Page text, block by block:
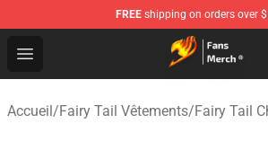
FREE shipping on orders over
Open menu
Fairy Tail Store - Official Fairy Tail
Accueil/Fairy Tail Vêtements/Fairy Tail